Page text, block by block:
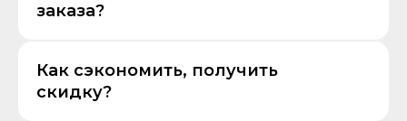
заказа?
Как сэкономить, получить
скидку?